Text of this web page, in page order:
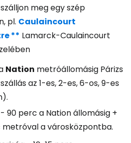
meg egy szép
pl. Caulaincourt
** Lamarck-Caulaincourt
Nation metróállomásig Párizs
az 1-es, 2-es, 6-os, 9-es
90 perc a Nation állomásig +
metróval a városközpontba.